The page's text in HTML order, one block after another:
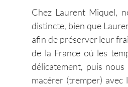
Chez Laurent Miquel,
distincte, bien que
afin de préserver leur
de la France où les
délicatement, puis
macérer (tremper) avec